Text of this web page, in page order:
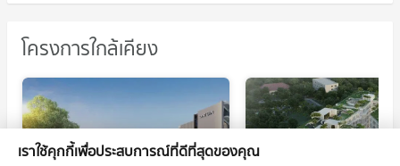
โครงการใกล้เคียง
เราใช้คุกกี้เพื่อประสบการณ์ที่ดีที่สุดของคุณ